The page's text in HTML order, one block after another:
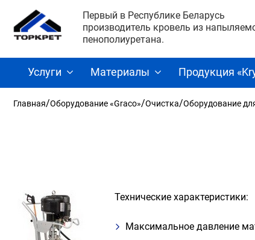
Первый в Республике Беларусь
производитель кровель из
пенополиуретана.
Услуги Материалы Продукция
Главная/Оборудование «Graco»/Очистка/Оборудование
Технические характеристики:
Максимальное давление